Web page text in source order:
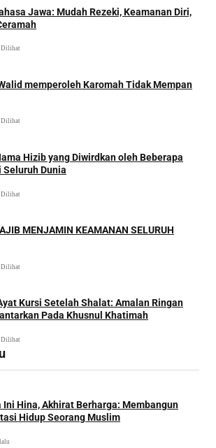
Jawa: Mudah Rezeki, Keamanan Diri,
Dilihat
memperoleh Karomah Tidak Mempan
Dilihat
Hizib yang Diwirdkan oleh Beberapa
Dunia
Dilihat
MENJAMIN KEAMANAN SELURUH
Dilihat
Kursi Setelah Shalat: Amalan Ringan
Pada Khusnul Khatimah
Dilihat
Ini Hina, Akhirat Berharga: Membangun
Hidup Seorang Muslim